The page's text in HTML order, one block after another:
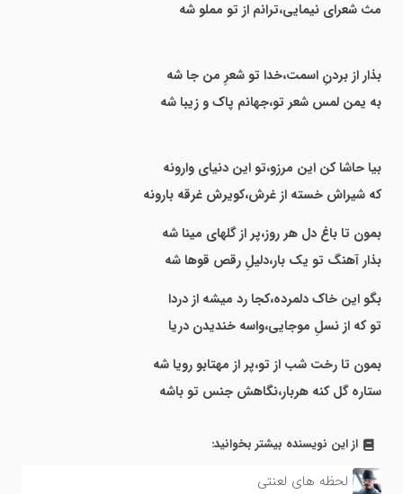
مث شعرای نیمایی،ترانم از تو مملو شه
بذار از بردنِ اسمت،خدا تو شعرِ من جا شه
به یمن لمس شعر تو،جهانم پاک و زیبا شه
بیا حاشا کن این مرزو،تو این دنیای وارونه
که شیراش خسته از غرش،کویرش غرقه بارونه
بمون تا باغ دل هر روز،پر از گلهای مینا شه
بذار آهنگ تو یک بار،دلیلِ رقص قوها شه
بگو این خاک دلمرده،کجا رد میشه از دردا
تو که از نسلِ موجایی،واسه خندیدن دریا
بمون تا رخت شب از تو،پر از مهتابو رویا شه
ستاره گل کنه هربار،نگاهش جنس تو باشه
از این نویسنده بیشتر بخوانید:
لحظه های لعنتی